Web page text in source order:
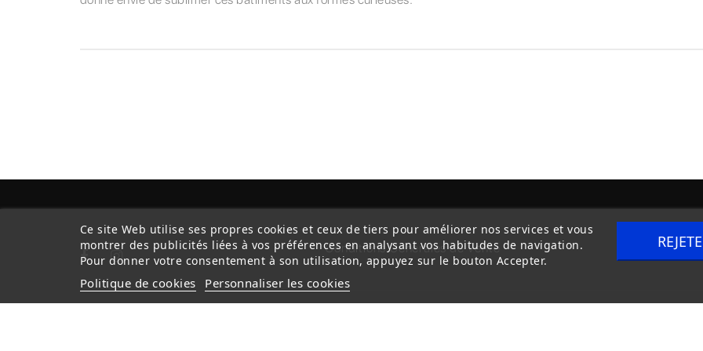
Conditions Générales de Vente Livraison
Ce site Web utilise ses propres cookies et ceux de tiers pour améliorer nos services et vous
montrer des publicités liées à vos préférences en analysant vos habitudes de navigation.
Pour donner votre consentement à son utilisation, appuyez sur le bouton Accepter.
Politique de cookies Personnaliser les cookies